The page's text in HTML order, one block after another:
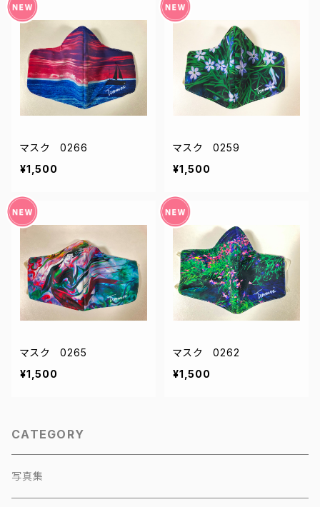
マスク 0266
¥1,500
マスク 0259
¥1,500
マスク 0265
¥1,500
マスク 0262
¥1,500
CATEGORY
写真集